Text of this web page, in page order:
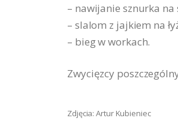
– nawijanie sznurka na
– slalom z jajkiem na
– bieg w workach.
Zwycięzcy
Zdjęcia: Artur Kubieniec